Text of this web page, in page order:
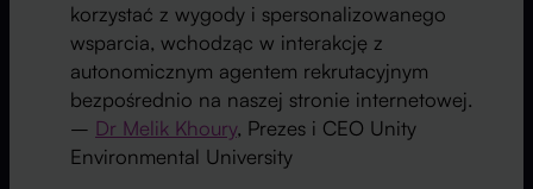
korzystać z wygody i spersonalizowanego
wsparcia, wchodząc w interakcję z
autonomicznym agentem rekrutacyjnym
bezpośrednio na naszej stronie internetowej.
– Dr Melik Khoury, Prezes i CEO Unity
Environmental University